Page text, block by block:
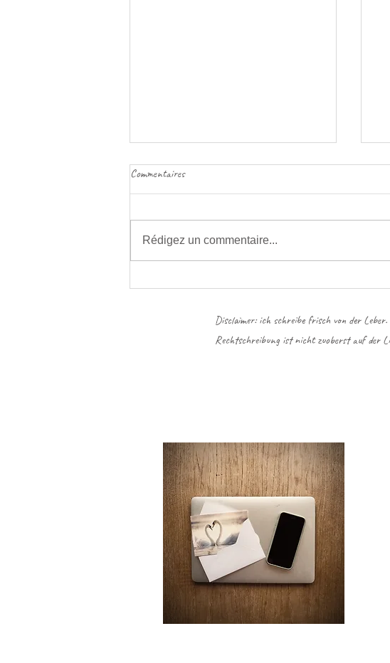
Gedanken zur Selbstliebe
Commentaires
Rédigez un commentaire...
Disclaimer: ich schreibe frisch von der
Rechtschreibung ist nicht zuoberst auf der